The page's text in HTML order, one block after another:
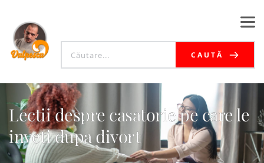
CAUTĂ
Lectii despre casatorie pe care le
inveti dupa divort